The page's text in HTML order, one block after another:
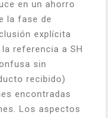
en un ahorro
la fase de
explícita
referencia a SH
sin
recibido)
encontradas
Los aspectos